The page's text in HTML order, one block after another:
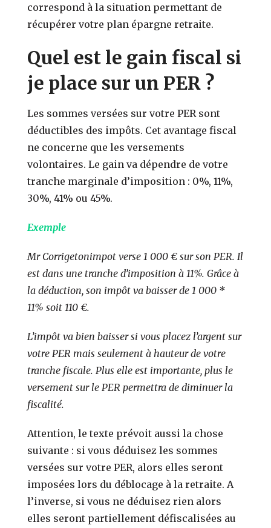
correspond à la situation permettant de
récupérer votre plan épargne retraite.
Quel est le gain fiscal si
je place sur un PER ?
Les sommes versées sur votre PER sont
déductibles des impôts. Cet avantage fiscal
ne concerne que les versements
volontaires. Le gain va dépendre de votre
tranche marginale d’imposition : 0%, 11%,
30%, 41% ou 45%.
Exemple
Mr Corrigetonimpot verse 1 000 € sur son PER. Il
est dans une tranche d’imposition à 11%. Grâce à
la déduction, son impôt va baisser de 1 000 *
11% soit 110 €.
L’impôt va bien baisser si vous placez l’argent sur
votre PER mais seulement à hauteur de votre
tranche fiscale. Plus elle est importante, plus le
versement sur le PER permettra de diminuer la
fiscalité.
Attention, le texte prévoit aussi la chose
suivante : si vous déduisez les sommes
versées sur votre PER, alors elles seront
imposées lors du déblocage à la retraite. A
l’inverse, si vous ne déduisez rien alors
elles seront partiellement défiscalisées au